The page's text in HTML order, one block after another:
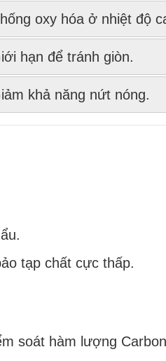
oxy hóa ở nhiệt độ
hạn để tránh giòn.
khả năng nứt nóng.
tạp chất cực thấp.
soát hàm lượng